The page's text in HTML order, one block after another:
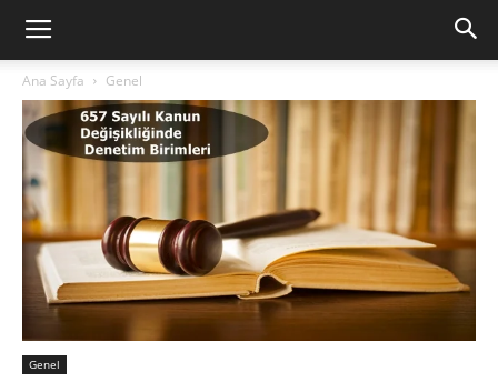
Ana Sayfa Genel
Genel